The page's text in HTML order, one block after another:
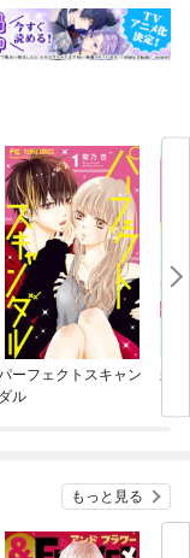
ーフェクトスキャン
ダル
親
ら
もっと見る